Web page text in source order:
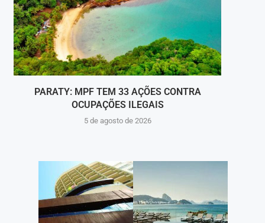
PARATY: MPF TEM 33 AÇÕES CONTRA
OCUPAÇÕES ILEGAIS
5 de agosto de 2026